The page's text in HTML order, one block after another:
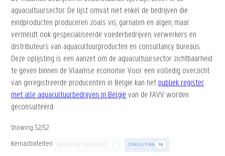
aquacultuursector. De lijst omvat niet enkel de bedrijven die
eindproducten produceren zoals vis, garnalen en algen, maar
vermeldt ook gespecialiseerde voederbedrijven, verwerkers en
distributeurs van aquacultuurproducten en consultancy bureaus.
Deze oplijsting is een aanzet om de aquacultuursector zichtbaarheid
te geven binnen de Vlaamse economie. Voor een volledig overzicht
van geregistreerde producenten in België kan het publiek register
met alle aquacultuurbedrijven in België van de FAVV worden
geconsulteerd.
Showing52/52
Kernactiviteiten AFGELEIDE PRODUCTEN 0 CONSULTING 16